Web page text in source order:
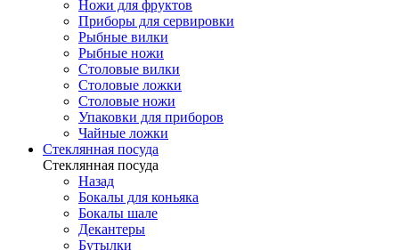
Ножи для фруктов
Приборы для сервировки
Рыбные вилки
Рыбные ножи
Столовые вилки
Столовые ложки
Столовые ножи
Упаковки для приборов
Чайные ложки
Стеклянная посуда
Стеклянная посуда
Назад
Бокалы для коньяка
Бокалы шале
Декантеры
Бутылки